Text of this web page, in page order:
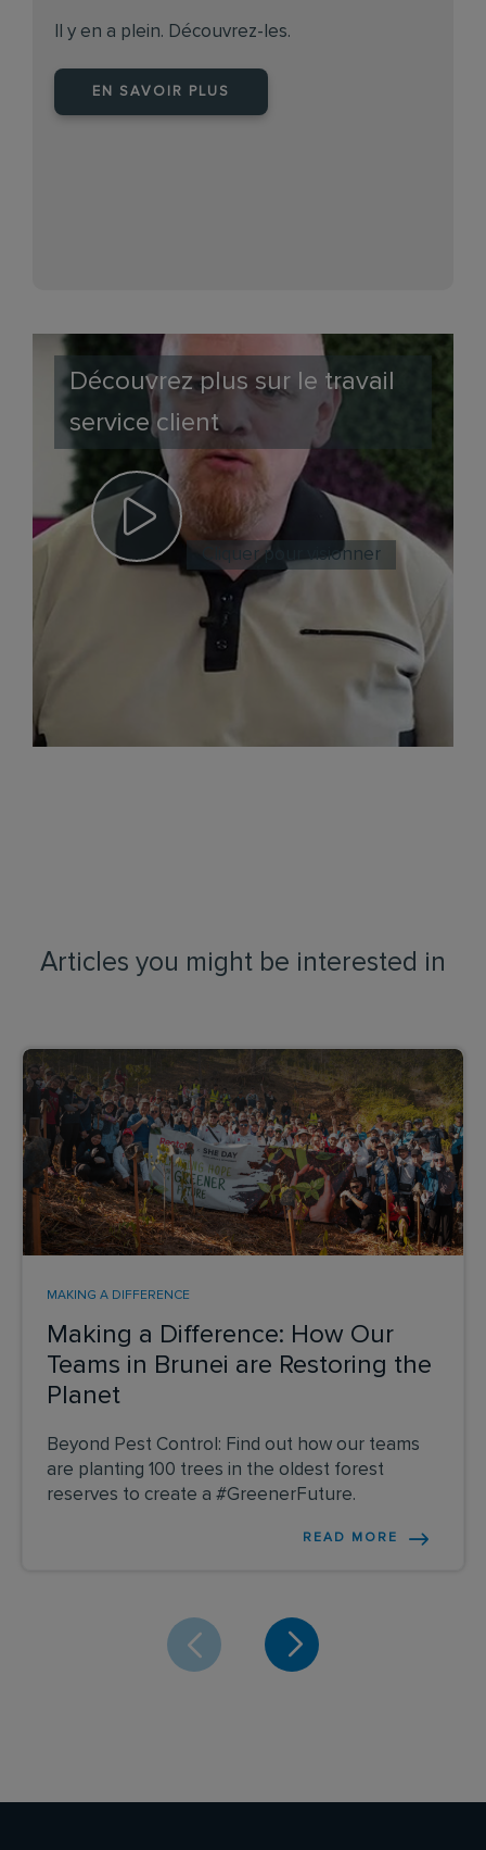
Il y en a plein. Découvrez-les.
EN SAVOIR PLUS
Découvrez plus sur le travail
service client
Cliquer pour visionner
Articles you might be interested in
Making a Difference: How Our
Teams in Brunei are Restoring the
Planet
MAKING A DIFFERENCE
Beyond Pest Control: Find out how our teams
are planting 100 trees in the oldest forest
reserves to create a #GreenerFuture.
READ MORE